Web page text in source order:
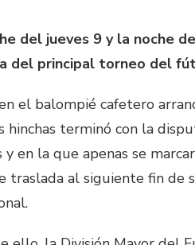
del jueves 9 y la noche
del principal torneo del
el balompié cafetero
hinchas terminó con la
y en la que apenas se
traslada al siguiente fin de